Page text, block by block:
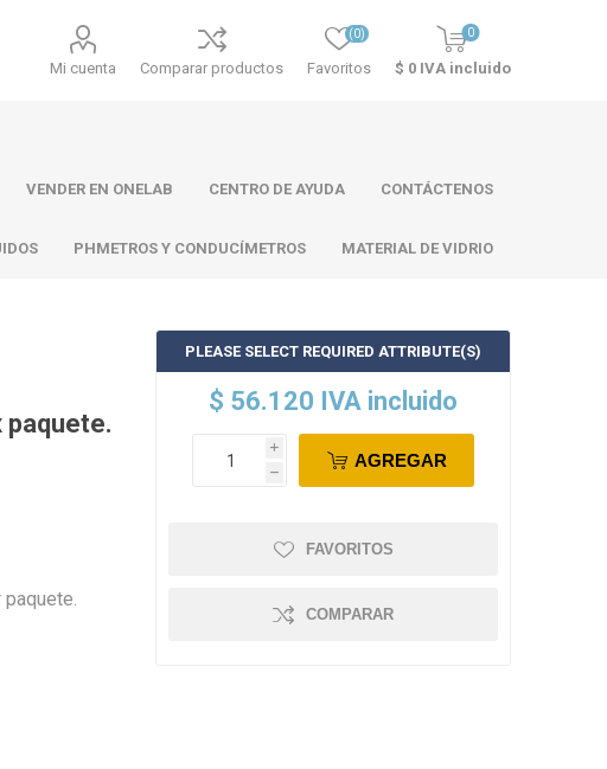
Mi cuenta Comparar productos Favoritos
(0) 0
$ 0 IVA incluido
Atago
Thermo
Scientific
VENDER EN ONELAB CENTRO DE AYUDA CONTÁCTENOS
PHMETROS Y CONDUCÍMETROS MATERIAL DE VIDRIO
paquete.
PLEASE SELECT REQUIRED ATTRIBUTE(S)
$ 56.120 IVA incluido
i
h
AGREGAR
FAVORITOS
COMPARAR